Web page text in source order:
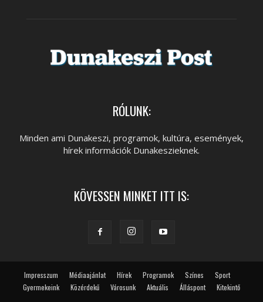
RÓLUNK:
Minden ami Dunakeszi, programok, kultúra, események,
hírek információk Dunakeszieknek.
KÖVESSEN MINKET ITT IS:
Impresszum Médiaajánlat Hírek Programok Színes
Sport
Gyermekeink
Közérdekű Városunk Aktuális Álláspont Kitekintő